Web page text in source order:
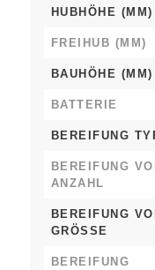
HUBHÖHE (MM)
FREIHUB (MM)
BAUHÖHE (MM)
BATTERIE
BEREIFUNG
BEREIFUNG
ANZAHL
BEREIFUNG
GRÖSSE
BEREIFUNG